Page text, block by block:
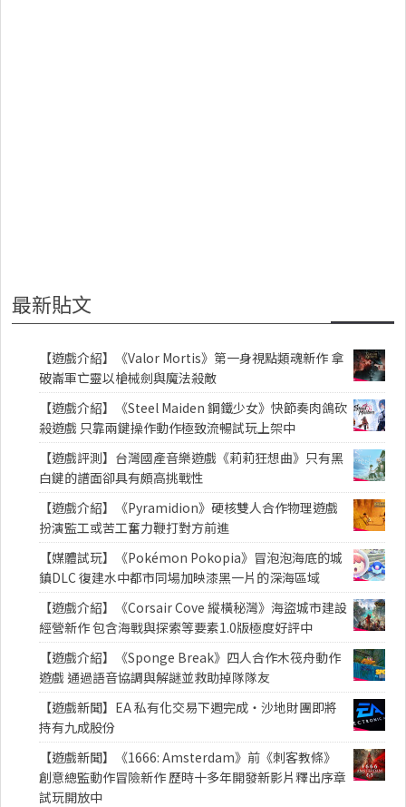
最新貼文
【遊戲介紹】《Valor Mortis》第一身視點類魂新作 拿
破崙軍亡靈以槍械劍與魔法殺敵
【遊戲介紹】《Steel Maiden 鋼鐵少女》快節奏肉鴿砍
殺遊戲 只靠兩鍵操作動作極致流暢試玩上架中
【遊戲評測】台灣國產音樂遊戲《莉莉狂想曲》只有黑
白鍵的譜面卻具有頗高挑戰性
【遊戲介紹】《Pyramidion》硬核雙人合作物理遊戲
扮演監工或苦工奮力鞭打對方前進
【媒體試玩】《Pokémon Pokopia》冒泡泡海底的城
鎮DLC 復建水中都市同場加映漆黑一片的深海區域
【遊戲介紹】《Corsair Cove 縱橫秘灣》海盜城市建設
經營新作 包含海戰與探索等要素1.0版極度好評中
【遊戲介紹】《Sponge Break》四人合作木筏舟動作
遊戲 通過語音協調與解謎並救助掉隊隊友
【遊戲新聞】EA 私有化交易下週完成・沙地財團即將
持有九成股份
【遊戲新聞】《1666: Amsterdam》前《刺客教條》
創意總監動作冒險新作 歷時十多年開發新影片釋出序章
試玩開放中